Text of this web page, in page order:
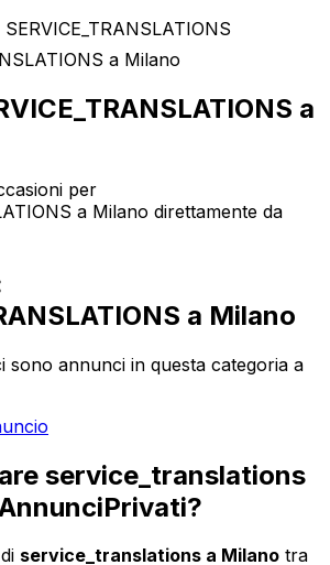
SERVICE_TRANSLATIONS
a Milano
a
per
a Milano direttamente da
a Milano
sono annunci in questa categoria a
service_translations
service_translations a Milano tra